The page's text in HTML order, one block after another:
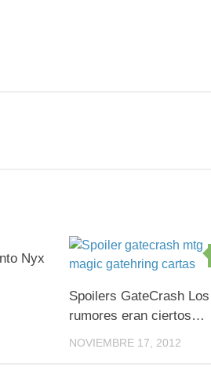
Nyx
Spoilers GateCrash Los
rumores eran ciertos…
NOVIEMBRE 17, 2012